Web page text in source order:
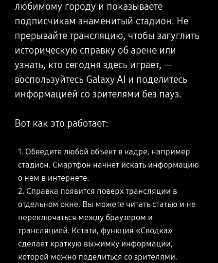
любимому городу и показываете
подписчикам знаменитый стадион. Не
прерывайте трансляцию, чтобы загуглить
историческую справку об арене или
узнать, кто сегодня здесь играет, —
воспользуйтесь Galaxy AI и поделитесь
информацией со зрителями без пауз.
Вот как это работает:
1. Обведите любой объект в кадре, например
стадион. Смартфон начнет искать информацию
о нем в интернете.
2. Справка появится поверх трансляции в
отдельном окне. Вы можете читать статью и не
переключаться между браузером и
трансляцией. Кстати, функция «Сводка»
сделает краткую выжимку информации,
которой можно поделитьсясо зрителями.